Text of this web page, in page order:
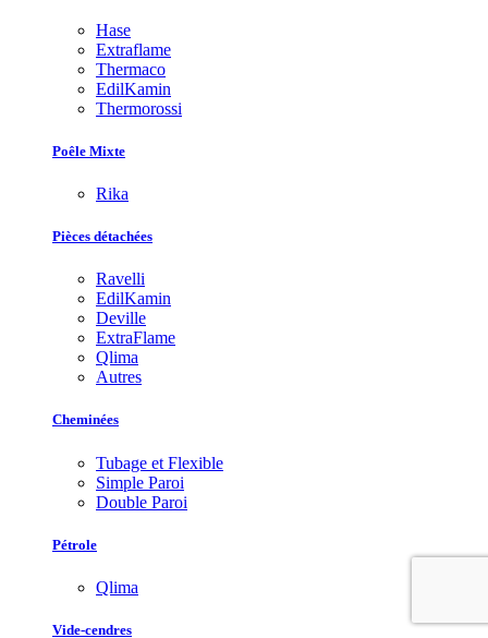
Hase
Extraflame
Thermaco
EdilKamin
Thermorossi
Poêle Mixte
Rika
Pièces détachées
Ravelli
EdilKamin
Deville
ExtraFlame
Qlima
Autres
Cheminées
Tubage et Flexible
Simple Paroi
Double Paroi
Pétrole
Qlima
Vide-cendres